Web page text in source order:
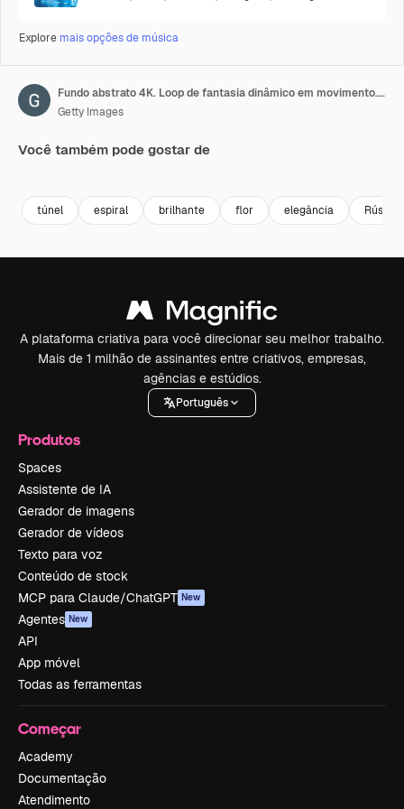
Explore mais opções de música
Fundo abstrato 4K. Loop de fantasia dinâmico em movimento. Imagens 4K de alta qualidade. Fundo abstrato futurista.
Getty Images
Você também pode gostar de
túnel espiral brilhante flor elegância Rússia
A plataforma criativa para você direcionar seu melhor trabalho.
Mais de 1 milhão de assinantes entre criativos, empresas,
agências e estúdios.
Português
Produtos
Spaces
Assistente de IA
Gerador de imagens
Gerador de vídeos
Texto para voz
Conteúdo de stock
MCP para Claude/ChatGPT New
Agentes New
API
App móvel
Todas as ferramentas
Começar
Academy
Documentação
Atendimento